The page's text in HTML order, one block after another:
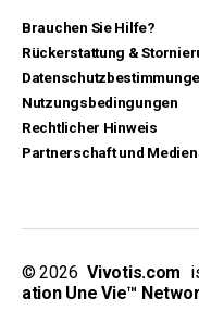
Brauchen Sie Hilfe?
Rückerstattung &
Nutzungsbedingungen
Rechtlicher Hinweis
Partnerschaft und
© 2026 _Vivotis.com
ation Une Vie™